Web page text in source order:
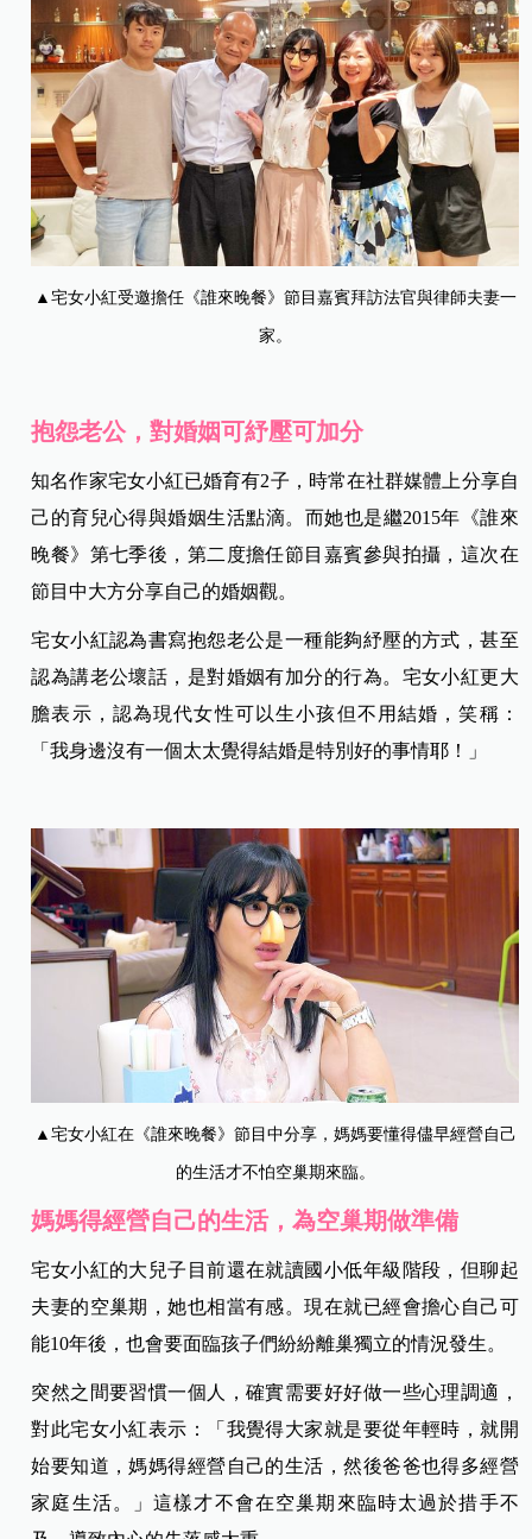
▲宅女小紅受邀擔任《誰來晚餐》節目嘉賓拜訪法官與律師夫妻一
家。
抱怨老公，對婚姻可紓壓可加分
知名作家宅女小紅已婚育有2子，時常在社群媒體上分享自
己的育兒心得與婚姻生活點滴。而她也是繼2015年《誰來
晚餐》第七季後，第二度擔任節目嘉賓參與拍攝，這次在
節目中大方分享自己的婚姻觀。
宅女小紅認為書寫抱怨老公是一種能夠紓壓的方式，甚至
認為講老公壞話，是對婚姻有加分的行為。宅女小紅更大
膽表示，認為現代女性可以生小孩但不用結婚，笑稱：
「我身邊沒有一個太太覺得結婚是特別好的事情耶！」
▲宅女小紅在《誰來晚餐》節目中分享，媽媽要懂得儘早經營自己
的生活才不怕空巢期來臨。
媽媽得經營自己的生活，為空巢期做準備
宅女小紅的大兒子目前還在就讀國小低年級階段，但聊起
夫妻的空巢期，她也相當有感。現在就已經會擔心自己可
能10年後，也會要面臨孩子們紛紛離巢獨立的情況發生。
突然之間要習慣一個人，確實需要好好做一些心理調適，
對此宅女小紅表示：「我覺得大家就是要從年輕時，就開
始要知道，媽媽得經營自己的生活，然後爸爸也得多經營
家庭生活。」這樣才不會在空巢期來臨時太過於措手不